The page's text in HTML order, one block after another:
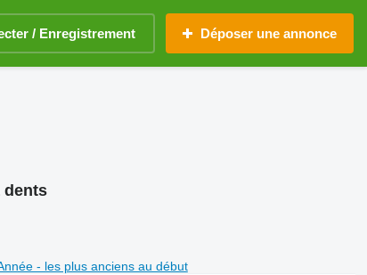
/ Enregistrement Déposer une annonce
dents
- les plus anciens au début